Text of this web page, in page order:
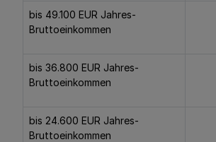
bis 49.100 EUR Jahres-
Bruttoeinkommen
bis 36.800 EUR Jahres-
Bruttoeinkommen
bis 24.600 EUR Jahres-
Bruttoeinkommen